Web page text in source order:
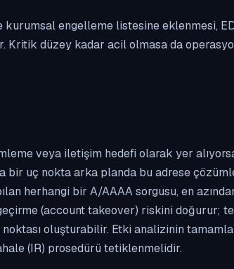
engelleme listesine eklenmesi,
düzey kadar acil olmasa da
veya iletişim hedefi olarak yer
bir uç nokta arka planda bu adrese
herhangi bir A/AAAA sorgusu, en
(account takeover) riskini doğurur;
oluşturabilir. Etki analizinin
(IR) prosedürü tetiklenmelidir.